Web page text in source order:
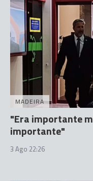
MADEIRA
"Era importante
importante"
3 Ago 22:26